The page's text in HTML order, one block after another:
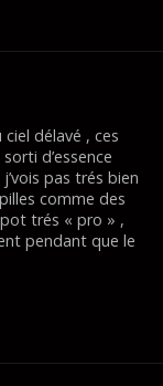
délavé , ces
d’essence
pas trés bien
comme des
trés « pro » ,
pendant que le